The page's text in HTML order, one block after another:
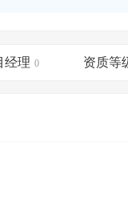
省市重点项目 >
项目商机
经理 0 资质等